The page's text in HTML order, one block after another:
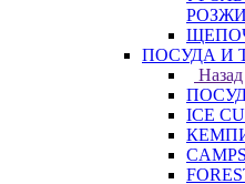
ПОСУДА И
Назад
ICE